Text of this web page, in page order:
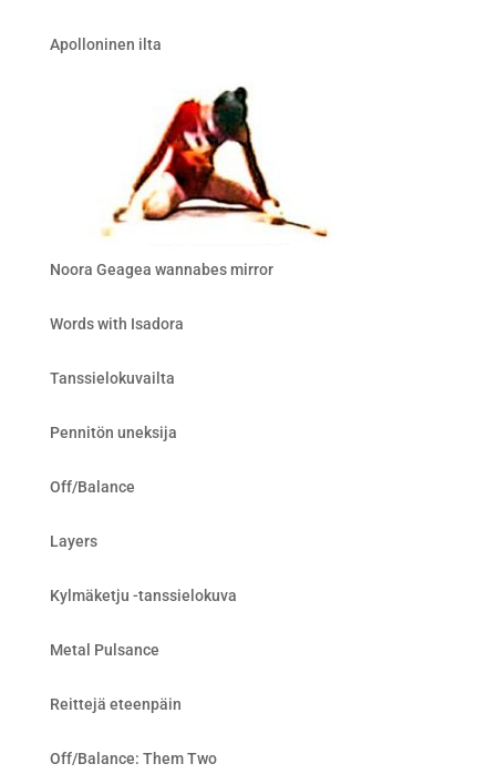
Apolloninen ilta
Noora Geagea wannabes mirror
Words with Isadora
Tanssielokuvailta
Pennitön uneksija
Off/Balance
Layers
Kylmäketju -tanssielokuva
Metal Pulsance
Reittejä eteenpäin
Off/Balance: Them Two